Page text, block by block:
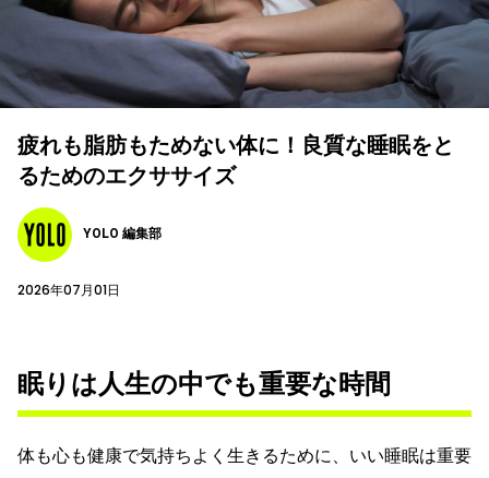
疲れも脂肪もためない体に！良質な睡眠をと
るためのエクササイズ
YOLO 編集部
2026年07月01日
眠りは人生の中でも重要な時間
体も心も健康で気持ちよく生きるために、いい睡眠は重要